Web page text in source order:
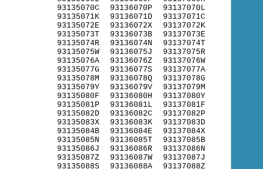
93135070C
93135071K
93135072E
93135073T
93135074R
93135075W
93135076A
93135077G
93135078M
93135079Y
93135080F
93135081P
93135082D
93135083X
93135084B
93135085N
93135086J
93135087Z
93135088S
93136070P
93136071D
93136072X
93136073B
93136074N
93136075J
93136076Z
93136077S
93136078Q
93136079V
93136080H
93136081L
93136082C
93136083K
93136084E
93136085T
93136086R
93136087W
93136088A
93137070L
93137071C
93137072K
93137073E
93137074T
93137075R
93137076W
93137077A
93137078G
93137079M
93137080Y
93137081F
93137082P
93137083D
93137084X
93137085B
93137086N
93137087J
93137088Z